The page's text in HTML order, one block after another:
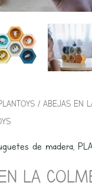
/ ABEJAS EN
de madera,
LA
El
actual
es:
22,55€.